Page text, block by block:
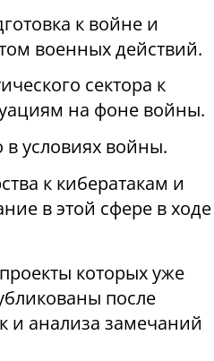
к войне и
военных действий.
сектора к
на фоне войны.
в условиях войны.
к кибератакам и
в этой сфере в ходе
которых уже
после
и анализа замечаний